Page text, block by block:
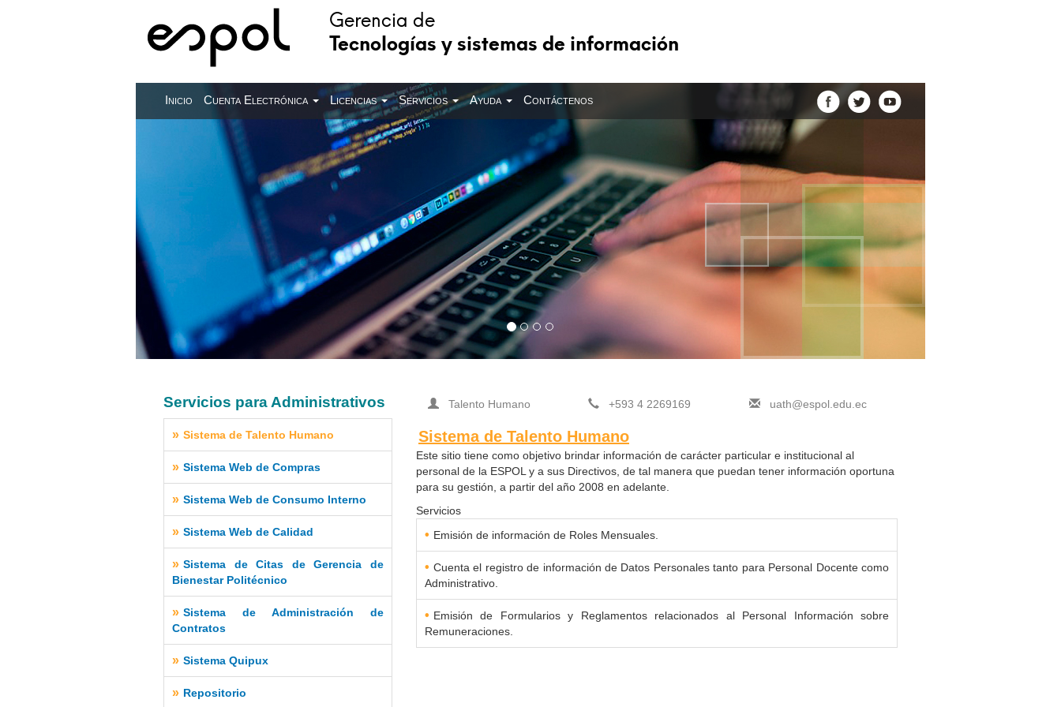
Gerencia de
Tecnologías y sistemas de información
Inicio Cuenta Electrónica Licencias Servicios Ayuda Contáctenos
Servicios para Administrativos
» Sistema de Talento Humano
» Sistema Web de Compras
» Sistema Web de Consumo Interno
» Sistema Web de Calidad
» Sistema de Citas de Gerencia de
Bienestar Politécnico
» Sistema de Administración de
Contratos
» Sistema Quipux
» Repositorio
Talento Humano +593 4 2269169 uath@espol.edu.ec
Sistema de Talento Humano
Este sitio tiene como objetivo brindar información de carácter particular e institucional al
personal de la ESPOL y a sus Directivos, de tal manera que puedan tener información oportuna
para su gestión, a partir del año 2008 en adelante.
Servicios
• Emisión de información de Roles Mensuales.
• Cuenta el registro de información de Datos Personales tanto para Personal Docente como
Administrativo.
• Emisión de Formularios y Reglamentos relacionados al Personal Información sobre
Remuneraciones.